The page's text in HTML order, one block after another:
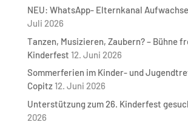
NEU: WhatsApp- Elternkanal
Juli 2026
Tanzen, Musizieren, Zaubern? – Bühne
Kinderfest 12. Juni 2026
Sommerferien im Kinder- und
Copitz12. Juni 2026
Unterstützung zum 26. Kinderfest
2026